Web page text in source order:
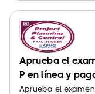
Aprueba el
P en línea y
Aprueba el